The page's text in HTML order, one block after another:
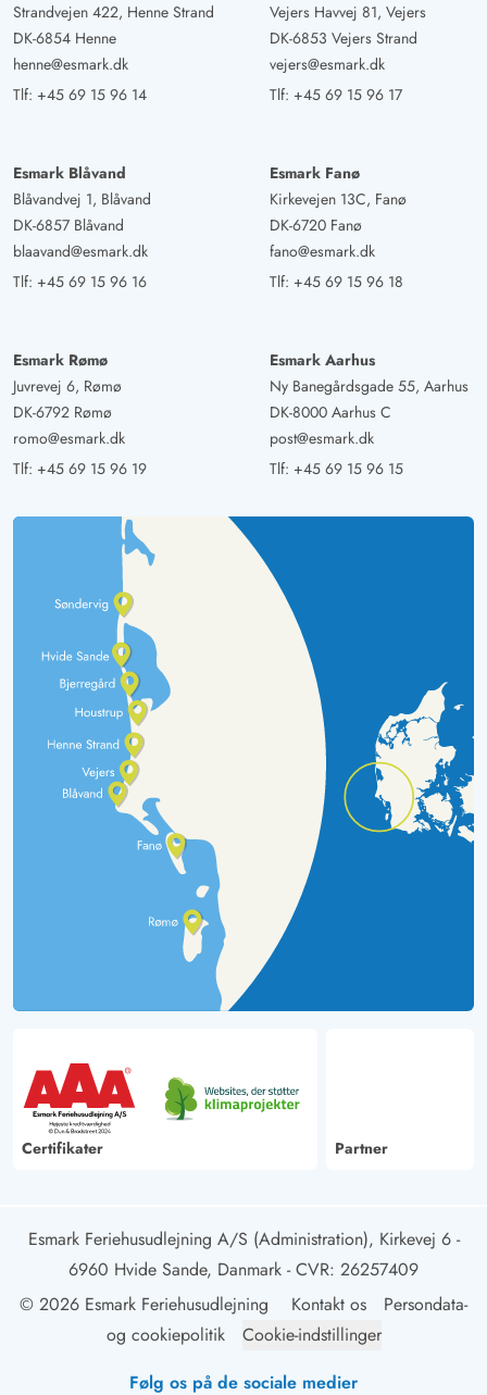
Strandvejen 422, Henne Strand
DK-6854 Henne
henne@esmark.dk
Tlf: +45 69 15 96 14
Vejers Havvej 81, Vejers
DK-6853 Vejers Strand
vejers@esmark.dk
Tlf: +45 69 15 96 17
Esmark Blåvand
Blåvandvej 1, Blåvand
DK-6857 Blåvand
blaavand@esmark.dk
Tlf: +45 69 15 96 16
Esmark Fanø
Kirkevejen 13C, Fanø
DK-6720 Fanø
fano@esmark.dk
Tlf: +45 69 15 96 18
Esmark Rømø
Juvrevej 6, Rømø
DK-6792 Rømø
romo@esmark.dk
Tlf: +45 69 15 96 19
Esmark Aarhus
Ny Banegårdsgade 55, Aarhus
DK-8000 Aarhus C
post@esmark.dk
Tlf: +45 69 15 96 15
Certifikater Partner
Esmark Feriehusudlejning A/S (Administration), Kirkevej 6 -
6960 Hvide Sande, Danmark - CVR: 26257409
© 2026 Esmark Feriehusudlejning
Kontakt os
Persondata-
og cookiepolitik
Cookie-indstillinger
Følg os på de sociale medier